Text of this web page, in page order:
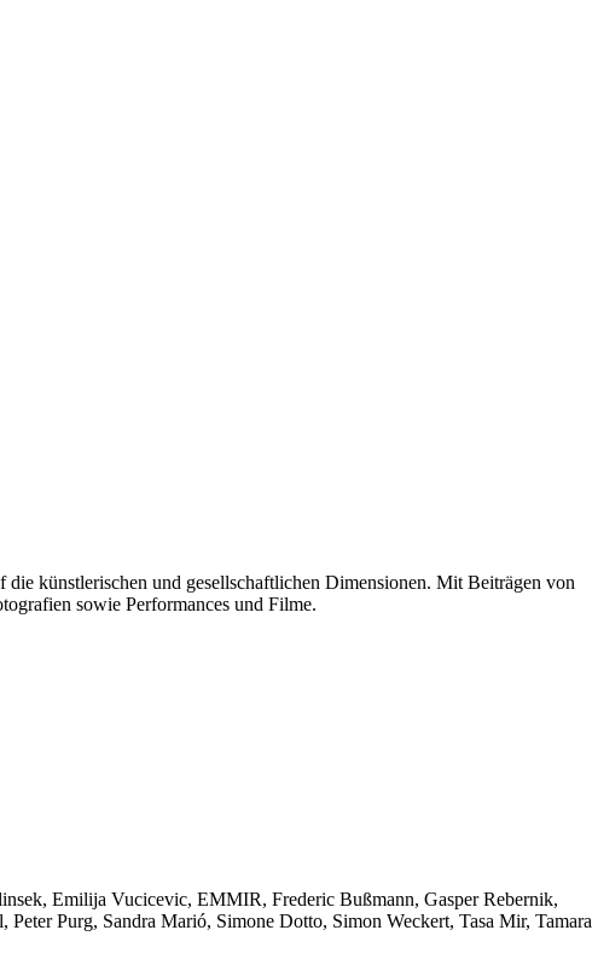
künstlerischen und gesellschaftlichen Dimensionen. Mit Beiträgen von
sowie Performances und Filme.
Emilija Vucicevic, EMMIR, Frederic Bußmann, Gasper Rebernik,
Purg, Sandra Marió, Simone Dotto, Simon Weckert, Tasa Mir, Tamara